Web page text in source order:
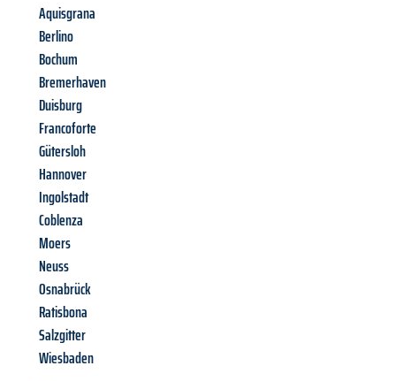
Aquisgrana
Berlino
Bochum
Bremerhaven
Duisburg
Francoforte
Gütersloh
Hannover
Ingolstadt
Coblenza
Moers
Neuss
Osnabrück
Ratisbona
Salzgitter
Wiesbaden